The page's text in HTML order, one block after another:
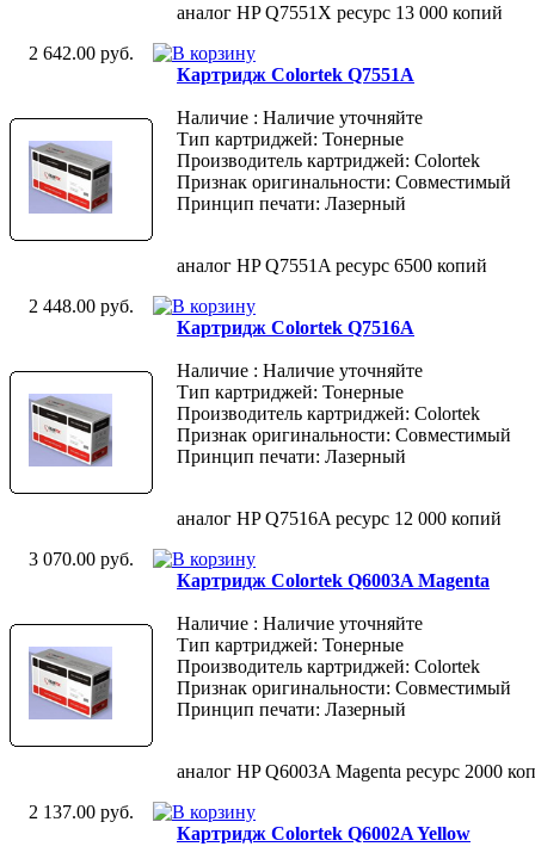
аналог HP Q7551X ресурс 13 000 копий
2 642.00 руб.
Картридж Colortek Q7551A
Наличие : Наличие уточняйте
Тип картриджей: Тонерные
Производитель картриджей: Colortek
Признак оригинальности: Совместимый
Принцип печати: Лазерный
аналог HP Q7551A ресурс 6500 копий
2 448.00 руб.
Картридж Colortek Q7516A
Наличие : Наличие уточняйте
Тип картриджей: Тонерные
Производитель картриджей: Colortek
Признак оригинальности: Совместимый
Принцип печати: Лазерный
аналог HP Q7516A ресурс 12 000 копий
3 070.00 руб.
Картридж Colortek Q6003A Magenta
Наличие : Наличие уточняйте
Тип картриджей: Тонерные
Производитель картриджей: Colortek
Признак оригинальности: Совместимый
Принцип печати: Лазерный
аналог HP Q6003A Magenta ресурс 2000
2 137.00 руб.
Картридж Colortek Q6002A Yellow